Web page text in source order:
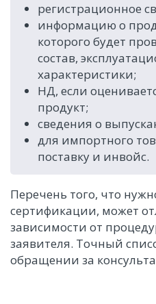
регистрационное
информацию о
которого будет
состав,
характеристики;
НД, если
продукт;
сведения о
для импортного
поставку и инвойс.
Перечень того, что
сертификации, может
зависимости от
заявителя. Точный
обращении за